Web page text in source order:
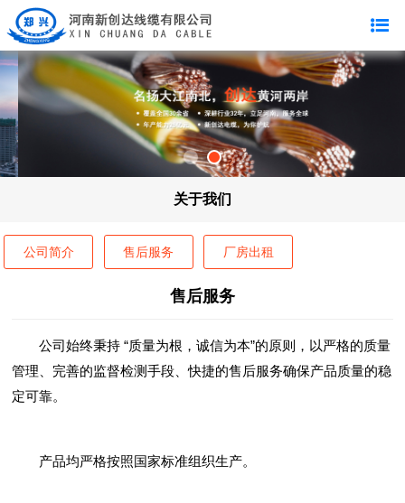
关于我们
公司简介 售后服务 厂房出租
售后服务
公司始终秉持 “质量为根，诚信为本”的原则，以严格的质量
管理、完善的监督检测手段、快捷的售后服务确保产品质量的稳
定可靠。
产品均严格按照国家标准组织生产。